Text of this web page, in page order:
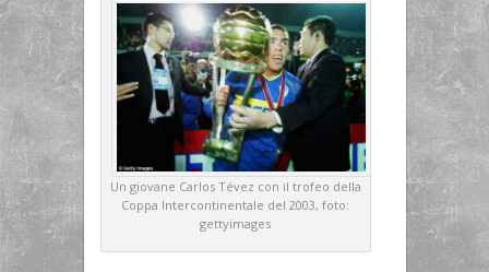
Un giovane Carlos Tévez con il trofeo della
Coppa Intercontinentale del 2003, foto:
gettyimages